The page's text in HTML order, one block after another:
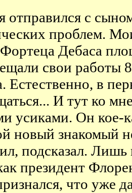
с
проблем.
Дебаса
свои работы
Естественно, в
И тут ко
усиками. Он кое-
новый знакомый
подсказал.
президент
что уже